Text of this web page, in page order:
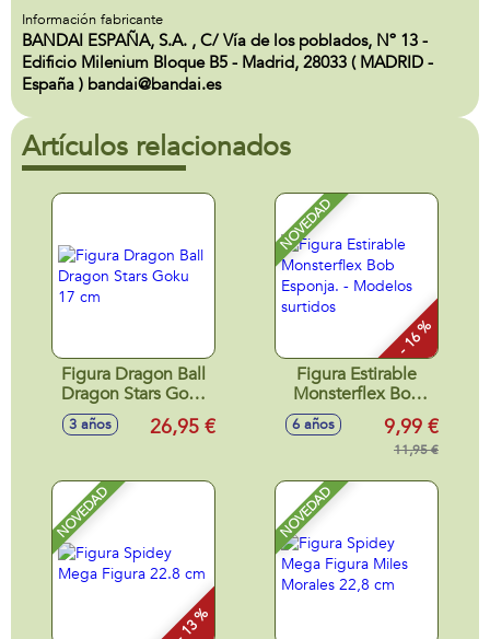
Información fabricante
BANDAI ESPAÑA, S.A. , C/ Vía de los poblados, Nº 13 -
Edificio Milenium Bloque B5 - Madrid, 28033 ( MADRID -
España ) bandai@bandai.es
Artículos relacionados
Figura Dragon Ball
Dragon Stars Goku
17 cm
3 años 26,95 €
NOVEDAD
- 16 %
Figura Estirable
Monsterflex Bob
Esponja. - Modelos
surtidos
6 años 9,99 €
11,95 €
NOVEDAD
- 13 %
NOVEDAD